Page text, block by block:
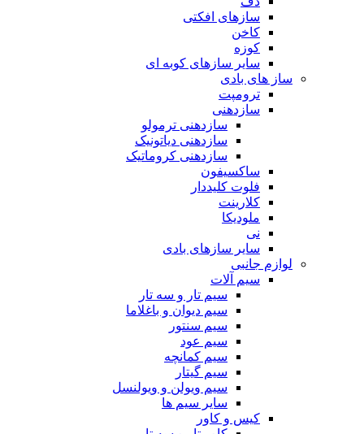
سازهای افکتی
کاخن
کوزه
سایر سازهای کوبه ای
ساز های بادی
ترومپت
سازدهنی
سازدهنی ترمولو
سازدهنی دیاتونیک
سازدهنی کروماتیک
ساکسیفون
فلوت کلیددار
کلارینت
ملودیکا
نی
سایر سازهای بادی
لوازم جانبی
سیم آلات
سیم تار و سه تار
سیم دیوان و باغلاما
سیم سنتور
سیم عود
سیم کمانچه
سیم گیتار
سیم ویولن و ویولنسل
سایر سیم ها
کیس و کاور